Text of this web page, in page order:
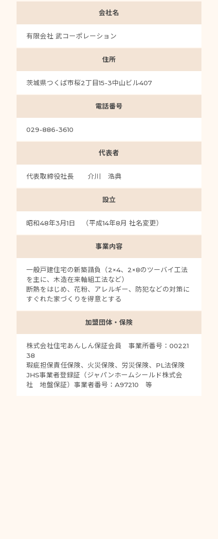
会社名
有限会社 武コーポレーション
住所
茨城県つくば市桜2丁目15-3中山ビル407
電話番号
029-886-3610
代表者
代表取締役社長 介川 浩典
設立
昭和48年3月1日 （平成14年8月 社名変更）
事業内容
一般戸建住宅の新築請負（2×4、2×8のツーバイ工法
を主に、木造在来軸組工法など）
断熱をはじめ、花粉、アレルギー、防犯などの対策に
すぐれた家づくりを得意とする
加盟団体・保険
株式会社住宅あんしん保証会員 事業所番号：00221
38
瑕疵担保責任保険、火災保険、労災保険、PL法保険
JHS事業者登録証（ジャパンホームシールド株式会
社 地盤保証）事業者番号：A97210 等